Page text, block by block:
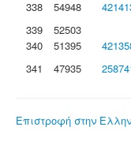
338
54948
339
52503
340
51395
341
47935
Επιστροφή στην